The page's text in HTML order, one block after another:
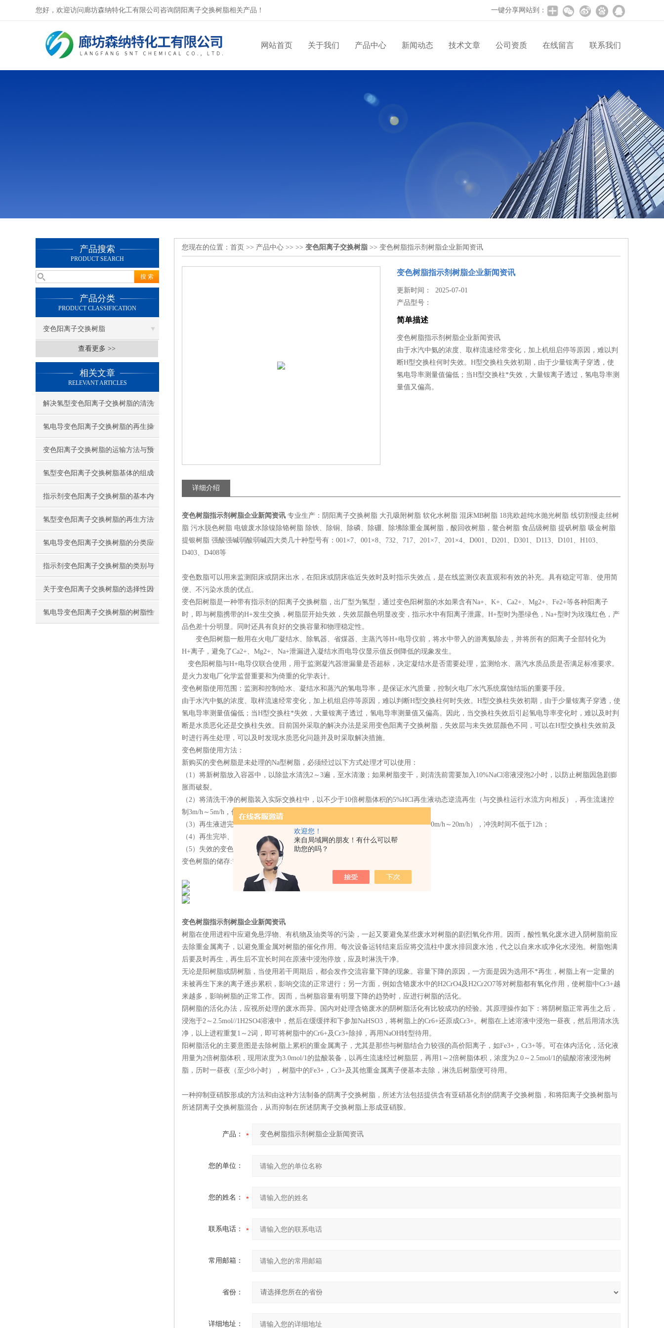
欢迎您！
来自局域网的朋友！有什么可以帮
助您的吗？
您好，欢迎访问廊坊森纳特化工有限公司咨询阴阳离子交换树脂相关产品！ 一键分享网站到：
网站首页 关于我们 产品中心 新闻动态 技术文章 公司资质 在线留言 联系我们
产品搜索
PRODUCT SEARCH
产品分类
PRODUCT CLASSIFICATION
变色阳离子交换树脂
查看更多 >>
相关文章
RELEVANT ARTICLES
解决氢型变色阳离子交换树脂的清洗
效果不好的问题
氢电导变色阳离子交换树脂的再生操
作与处理
变色阳离子交换树脂的运输方法与预
处理
氢型变色阳离子交换树脂基体的组成
与转型
指示剂变色阳离子交换树脂的基本内
容与结构类型
氢型变色阳离子交换树脂的再生方法
与交换容量
氢电导变色阳离子交换树脂的分类应
用
指示剂变色阳离子交换树脂的类别与
再生方法
关于变色阳离子交换树脂的选择性因
素
氢电导变色阳离子交换树脂的树脂性
您现在的位置： 首页 >> 产品中心 >> >> 变色阳离子交换树脂 >> 变色树脂指示剂树脂企业新闻资讯
变色树脂指示剂树脂企业新闻资讯
更新时间： 2025-07-01
产品型号：
简单描述
变色树脂指示剂树脂企业新闻资讯
由于水汽中氨的浓度、取样流速经常变化，加上机组启停等原因，难以判
断H型交换柱何时失效。H型交换柱失效初期，由于少量铵离子穿透，使
氢电导率测量值偏低；当H型交换柱*失效，大量铵离子透过，氢电导率测
量值又偏高。
详细介绍
变色树脂指示剂树脂企业新闻资讯 专业生产：阴阳离子交换树脂 大孔吸附树脂 软化水树脂 混床MB树脂 18兆欧超纯水抛光树脂 线切割慢走丝树
脂 污水脱色树脂 电镀废水除镍除铬树脂 除铁、除铜、除磷、除硼、除坲除重金属树脂，酸回收树脂，鳌合树脂 食品级树脂 提矾树脂 吸金树脂
提银树脂 强酸强碱弱酸弱碱四大类几十种型号有：001×7、001×8、732、717、201×7、201×4、D001、D201、D301、D113、D101、H103、
D403、D408等
变色数脂可以用来监测阳床或阴床出水，在阳床或阴床临近失效时及时指示失效点，是在线监测仪表直观和有效的补充。具有稳定可靠、使用简
便、不污染水质的优点。
变色阳树脂是一种带有指示剂的阳离子交换树脂，出厂型为氢型，通过变色阳树脂的水如果含有Na+、K+、Ca2+、Mg2+、Fe2+等各种阳离子
时，即与树脂携带的H+发生交换，树脂层开始失效，失效层颜色明显改变，指示水中有阳离子泄露。H+型时为墨绿色，Na+型时为玫瑰红色，产
品色差十分明显。同时还具有良好的交换容量和物理稳定性。
变色阳树脂一般用在火电厂凝结水、除氧器、省煤器、主蒸汽等H+电导仪前，将水中带入的游离氨除去，并将所有的阳离子全部转化为
H+离子，避免了Ca2+、Mg2+、Na+泄漏进入凝结水而电导仪显示值反倒降低的现象发生。
变色阳树脂与H+电导仪联合使用，用于监测凝汽器泄漏量是否超标，决定凝结水是否需要处理，监测给水、蒸汽水质品质是否满足标准要求。
是火力发电厂化学监督重要和为倚重的化学表计。
变色树脂使用范围：监测和控制给水、凝结水和蒸汽的氢电导率，是保证水汽质量，控制火电厂水汽系统腐蚀结垢的重要手段。
由于水汽中氨的浓度、取样流速经常变化，加上机组启停等原因，难以判断H型交换柱何时失效。H型交换柱失效初期，由于少量铵离子穿透，使
氢电导率测量值偏低；当H型交换柱*失效，大量铵离子透过，氢电导率测量值又偏高。因此，当交换柱失效后引起氢电导率变化时，难以及时判
断是水质恶化还是交换柱失效。目前国外采取的解决办法是采用变色阳离子交换树脂，失效层与未失效层颜色不同，可以在H型交换柱失效前及
时进行再生处理，可以及时发现水质恶化问题并及时采取解决措施。
变色树脂使用方法：
新购买的变色树脂是未处理的Na型树脂，必须经过以下方式处理才可以使用：
（1）将新树脂放入容器中，以除盐水清洗2～3遍，至水清澈；如果树脂变干，则清洗前需要加入10%NaCl溶液浸泡2小时，以防止树脂因急剧膨
胀而破裂。
（2）将清洗干净的树脂装入实际交换柱中，以不少于10倍树脂体积的5%HCl再生液动态逆流再生（与交换柱运行水流方向相反），再生流速控
制3m/h～5m/h，保证再生液与树脂接触时间不小于30min；
（3）再生液进完后以除盐水按交换柱运行水流方向大流量冲洗交换柱（冲洗流速10m/h～20m/h），冲洗时间不低于12h；
（4）再生完毕、清洗干净的氢交换柱可装入实际系统进行氢电导率的测定。
（5）失效的变色树脂氢型交换柱可直接进行再生处理，再生步骤同(2)~(4)。
变色树脂的储存:需要长期储存的树脂，应再生成氢型树脂后储存。
变色树脂指示剂树脂企业新闻资讯
树脂在使用进程中应避免悬浮物、有机物及油类等的污染，一起又要避免某些废水对树脂的剧烈氧化作用。因而，酸性氧化废水进入阴树脂前应
去除重金属离子，以避免重金属对树脂的催化作用。每次设备运转结束后应将交流柱中废水排回废水池，代之以自来水或净化水浸泡。树脂饱满
后要及时再生，再生后不宜长时间在原液中浸泡停放，应及时淋洗干净。
无论是阳树脂或阴树脂，当使用若干周期后，都会发作交流容量下降的现象。容量下降的原因，一方面是因为选用不*再生，树脂上有一定量的
未被再生下来的离子逐步累积，影响交流的正常进行；另一方面，例如含铬废水中的H2CrO4及H2Cr2O7等对树脂都有氧化作用，使树脂中Cr3+越
来越多，影响树脂的正常工作。因而，当树脂容量有明显下降的趋势时，应进行树脂的活化。
阴树脂的活化办法，应视所处理的废水而异。国内对处理含铬废水的阴树脂活化有比较成功的经验。其原理操作如下：将阴树脂正常再生之后，
浸泡于2～2.5mol//1H2SO4溶液中，然后在缓缓拌和下参加NaHSO3，将树脂上的Cr6+还原成Cr3+。树脂在上述溶液中浸泡一昼夜，然后用清水洗
净，以上进程重复1～2词，即可将树脂中的Cr6+及Cr3+除掉，再用NaOH转型待用。
阳树脂活化的主要意图是去除树脂上累积的重金属离子，尤其是那些与树脂结合力较强的高价阳离子，如Fe3+，Cr3+等。可在体内活化，活化液
用量为2倍树脂体积，现用浓度为3.0mol/1的盐酸装备，以再生流速经过树脂层，再用1～2倍树脂体积，浓度为2.0～2.5mol/1的硫酸溶液浸泡树
脂，历时一昼夜（至少8小时），树脂中的Fe3+，Cr3+及其他重金属离子便基本去除，淋洗后树脂便可待用。
一种抑制亚硝胺形成的方法和由这种方法制备的阴离子交换树脂，所述方法包括提供含有亚硝基化剂的阴离子交换树脂，和将阳离子交换树脂与
所述阴离子交换树脂混合，从而抑制在所述阴离子交换树脂上形成亚硝胺。
产品：
您的单位：
您的姓名：
联系电话：
常用邮箱：
省份：
详细地址：